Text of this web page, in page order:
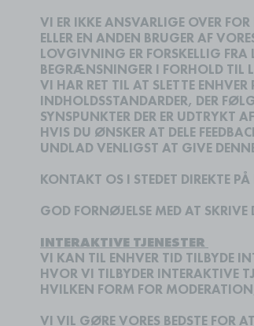
VI ER IKKE ANSVARLIGE OVER
ELLER EN ANDEN BRUGER AF
LOVGIVNING ER FORSKELLIG FRA
BEGRÆNSNINGER I FORHOLD
VI HAR RET TIL AT SLETTE
INDHOLDSSTANDARDER, DER
SYNSPUNKTER DER ER UDTRYKT
HVIS DU ØNSKER AT DELE
UNDLAD VENLIGST AT GIVE
KONTAKT OS I STEDET DIREKTE
GOD FORNØJELSE MED AT SKRIVE
INTERAKTIVE TJENESTER
VI KAN TIL ENHVER TID TILBYDE
HVOR VI TILBYDER INTERAKTIVE
HVILKEN FORM FOR
VI VIL GØRE VORES BEDSTE FOR